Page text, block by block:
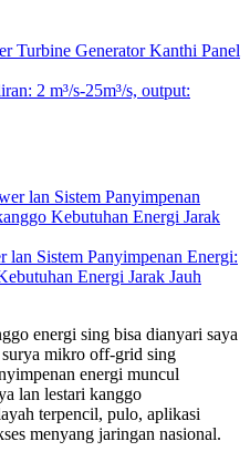
Sistem Panyimpenan Energi:
Energi Jarak Jauh
energi sing bisa dianyari saya
surya mikro off-grid sing
energi muncul
lan lestari kanggo
terpencil, pulo, aplikasi
menyang jaringan nasional.